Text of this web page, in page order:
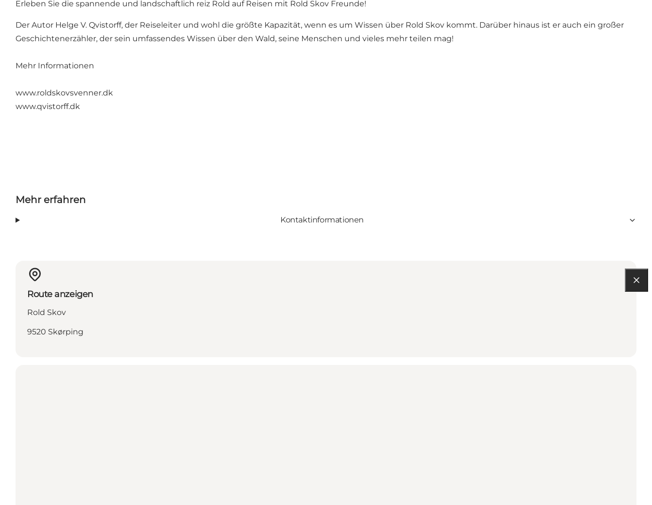
Erleben Sie die spannende und landschaftlich reiz Rold auf Reisen mit Rold Skov Freunde!
Der Autor Helge V. Qvistorff, der Reiseleiter und wohl die größte Kapazität, wenn es um Wissen über Rold Skov kommt. Darüber hinaus ist er auch ein großer
Geschichtenerzähler, der sein umfassendes Wissen über den Wald, seine Menschen und vieles mehr teilen mag!
Mehr Informationen
www.roldskovsvenner.dk
www.qvistorff.dk
Mehr erfahren
Kontaktinformationen
Route anzeigen
Rold Skov
9520 Skørping